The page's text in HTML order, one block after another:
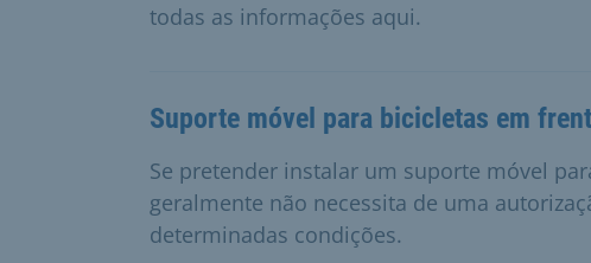
todas as informações aqui.
Suporte móvel para bicicletas em
Se pretender instalar um suporte móvel
geralmente não necessita de uma
determinadas condições.